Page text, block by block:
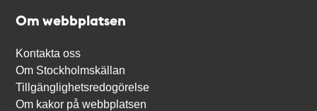
Om webbplatsen
Kontakta oss
Om Stockholmskällan
Tillgänglighetsredogörelse
Om kakor på webbplatsen